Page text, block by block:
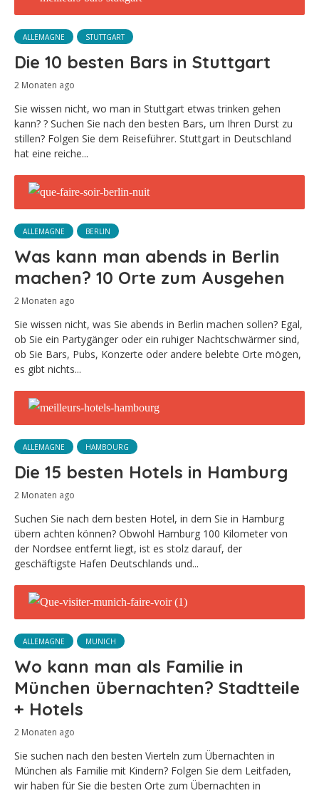
ALLEMAGNE STUTTGART
Die 10 besten Bars in Stuttgart
2 Monaten ago
Sie wissen nicht, wo man in Stuttgart etwas trinken gehen
kann? ? Suchen Sie nach den besten Bars, um Ihren Durst zu
stillen? Folgen Sie dem Reiseführer. Stuttgart in Deutschland
hat eine reiche...
ALLEMAGNE BERLIN
Was kann man abends in Berlin
machen? 10 Orte zum Ausgehen
2 Monaten ago
Sie wissen nicht, was Sie abends in Berlin machen sollen? Egal,
ob Sie ein Partygänger oder ein ruhiger Nachtschwärmer sind,
ob Sie Bars, Pubs, Konzerte oder andere belebte Orte mögen,
es gibt nichts...
ALLEMAGNE HAMBOURG
Die 15 besten Hotels in Hamburg
2 Monaten ago
Suchen Sie nach dem besten Hotel, in dem Sie in Hamburg
übern achten können? Obwohl Hamburg 100 Kilometer von
der Nordsee entfernt liegt, ist es stolz darauf, der
geschäftigste Hafen Deutschlands und...
ALLEMAGNE MUNICH
Wo kann man als Familie in
München übernachten? Stadtteile
+ Hotels
2 Monaten ago
Sie suchen nach den besten Vierteln zum Übernachten in
München als Familie mit Kindern? Folgen Sie dem Leitfaden,
wir haben für Sie die besten Orte zum Übernachten in